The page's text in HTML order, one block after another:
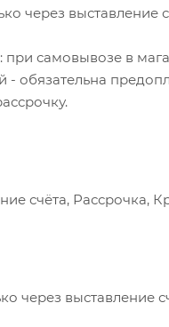
через выставление
при самовывозе в
обязательна
счёта, Рассрочка,
через выставление